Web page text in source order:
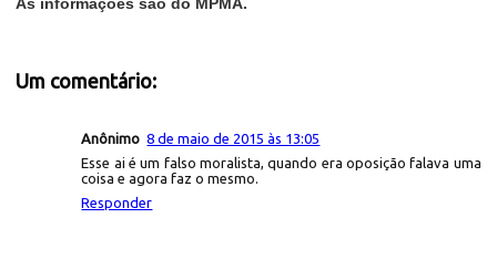
Um comentário:
Anônimo 8 de maio de 2015 às 13:05
Esse ai é um falso moralista, quando era oposição falava uma
coisa e agora faz o mesmo.
Responder